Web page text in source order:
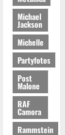
Michael
Jackson
Michelle
Partyfotos
Post
Malone
RAF
Camora
Rammstein